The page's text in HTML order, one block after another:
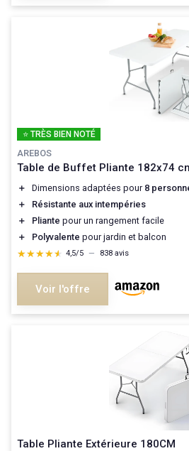
⭐ TRÈS BIEN NOTÉ
AREBOS
Table de Buffet Pliante 182x74
＋ Dimensions adaptées pour 8
＋
Résistante aux intempéries
＋
Pliante pour un rangement facile
＋
Polyvalente pour jardin et balcon
★★★★★
★★★★★ 4,5/5 — 838 avis
Voir l'offre
Table Pliante Extérieure 180CM